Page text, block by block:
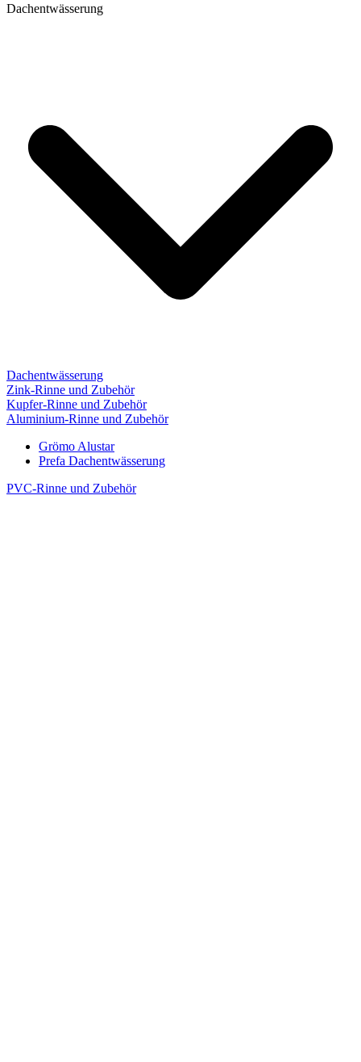
Dachentwässerung
Dachentwässerung
Zink-Rinne und Zubehör
Kupfer-Rinne und Zubehör
Aluminium-Rinne und Zubehör
Grömo Alustar
Prefa Dachentwässerung
PVC-Rinne und Zubehör